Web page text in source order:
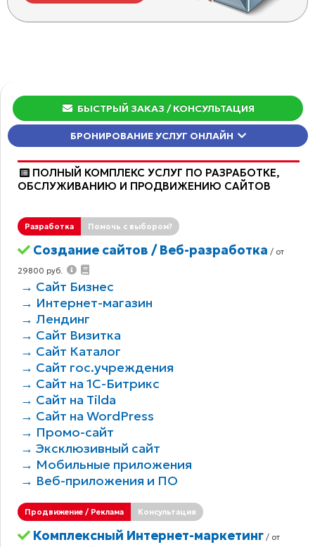
БЫСТРЫЙ ЗАКАЗ / КОНСУЛЬТАЦИЯ
БРОНИРОВАНИЕ УСЛУГ ОНЛАЙН
ПОЛНЫЙ КОМПЛЕКС УСЛУГ ПО РАЗРАБОТКЕ,
ОБCЛУЖИВАНИЮ И ПРОДВИЖЕНИЮ САЙТОВ
Разработка Помочь с выбором?
Создание сайтов / Веб-разработка / от
29800 руб.
→ Сайт Бизнес
→ Интернет-магазин
→ Лендинг
→ Сайт Визитка
→ Сайт Каталог
→ Сайт гос.учреждения
→ Сайт на 1С-Битрикс
→ Сайт на Tilda
→ Сайт на WordPress
→ Промо-сайт
→ Эксклюзивный сайт
→ Мобильные приложения
→ Веб-приложения и ПО
Продвижение / Реклама Консультация
Комплексный Интернет-маркетинг/ от